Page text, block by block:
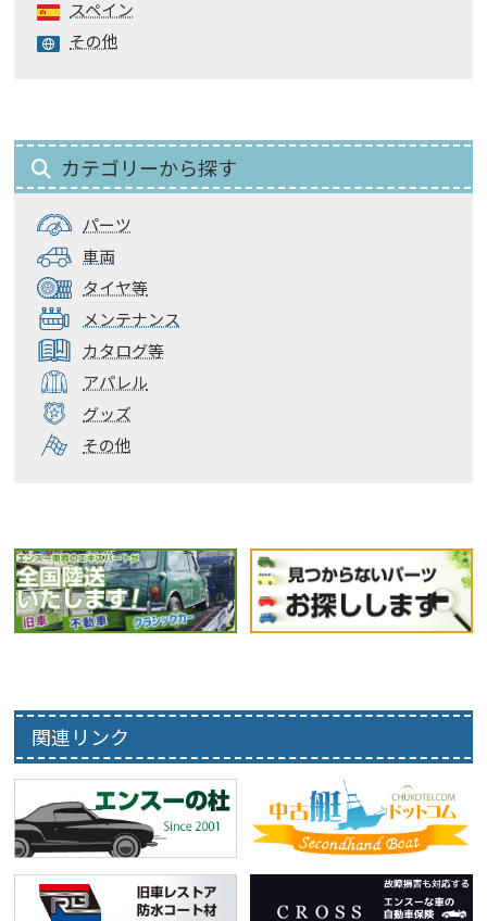
スペイン
その他
カテゴリーから探す
パーツ
車両
タイヤ等
メンテナンス
カタログ等
アパレル
グッズ
その他
関連リンク